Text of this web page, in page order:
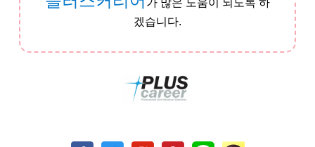
가 많은 도움이 되도록 하
겠습니다.